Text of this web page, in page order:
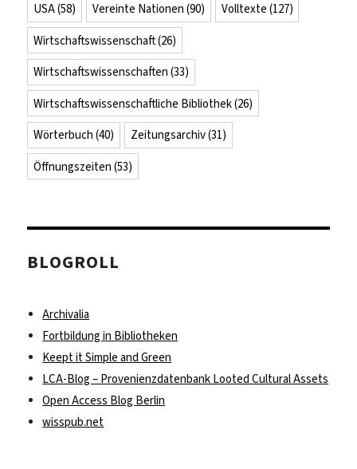
USA(58) Vereinte Nationen (90) Volltexte (127)
Wirtschaftswissenschaft(26)
Wirtschaftswissenschaften (33)
Wirtschaftswissenschaftliche Bibliothek(26)
Wörterbuch (40) Zeitungsarchiv(31)
Öffnungszeiten (53)
BLOGROLL
Archivalia
Fortbildung in Bibliotheken
Keept it Simple and Green
LCA-Blog – Provenienzdatenbank Looted Cultural Assets
Open Access Blog Berlin
wisspub.net